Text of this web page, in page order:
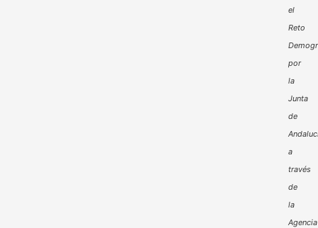
el
Reto
por
la
Junta
de
a
través
de
la
Agencia